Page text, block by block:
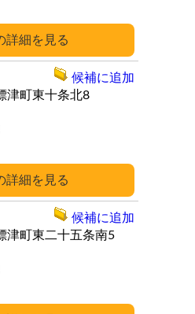
詳細
詳細
津町東十条北8
候補に追加
津町東二十五条南5
候補に追加